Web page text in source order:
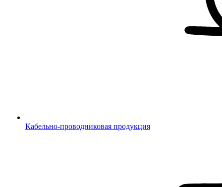
Кабельно-проводниковая продукция